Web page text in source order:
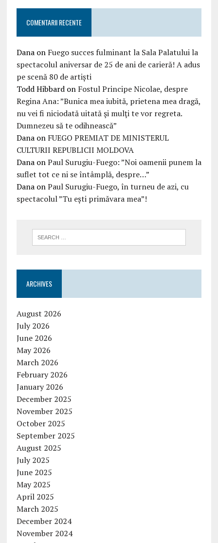
COMENTARII RECENTE
Danaon Fuego succes fulminant la Sala Palatului la
spectacolul aniversar de 25 de ani de carieră! A adus
pe scenă 80 de artiști
Todd Hibbardon Fostul Principe Nicolae, despre
Regina Ana: ”Bunica mea iubită, prietena mea dragă,
nu vei fi niciodată uitată şi mulţi te vor regreta.
Dumnezeu să te odihnească”
Danaon FUEGO PREMIAT DE MINISTERUL
CULTURII REPUBLICII MOLDOVA
DanaonPaul Surugiu-Fuego: ”Noi oamenii punem la
suflet tot ce ni se întâmplă, despre…”
DanaonPaul Surugiu-Fuego, în turneu de azi, cu
spectacolul ”Tu ești primăvara mea”!
ARCHIVES
August 2026
July 2026
June 2026
May 2026
March 2026
February 2026
January 2026
December 2025
November 2025
October 2025
September 2025
August 2025
July 2025
June 2025
May 2025
April 2025
March 2025
December 2024
November 2024